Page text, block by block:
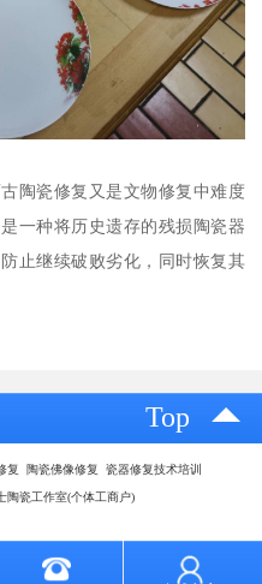
陶瓷修复又是文物修复中难度
一种将历史遗存的残损陶瓷器
止继续破败劣化，同时恢复其
Top
复 陶瓷佛像修复 瓷器修复技术培训
陶瓷工作室(个体工商户)